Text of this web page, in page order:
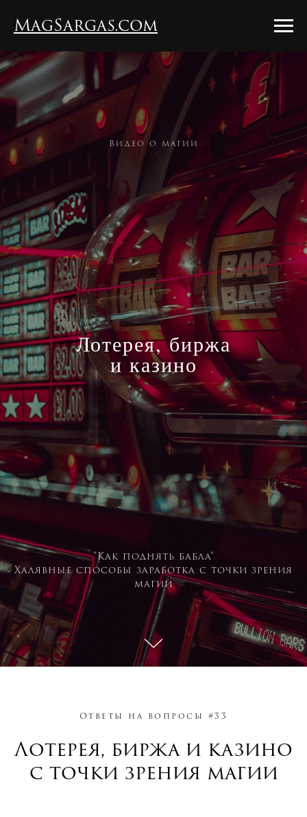
MagSargas.com
Лотерея, биржа
и казино
Видео о магии
"Как поднять бабла"
Халявные способы заработка с точки зрения
магии
Ответы на вопросы #33
Лотерея, биржа и казино
с точки зрения магии